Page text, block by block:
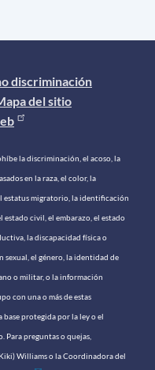
discriminación
del sitio
la discriminación, el acoso, la
​​en la raza, el color, la
estatus migratorio, la identificación
civil, el embarazo, el estado
la discapacidad física o
sexual, el género, la identidad de
o militar, o la información
con una o más de estas
protegida por la ley o el
Para preguntas o quejas,
Williams o la Coordinadora del